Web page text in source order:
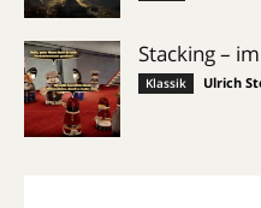
Stacking –
Klassik Ulrich